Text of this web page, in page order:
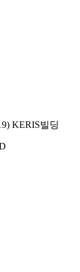
KERIS빌딩